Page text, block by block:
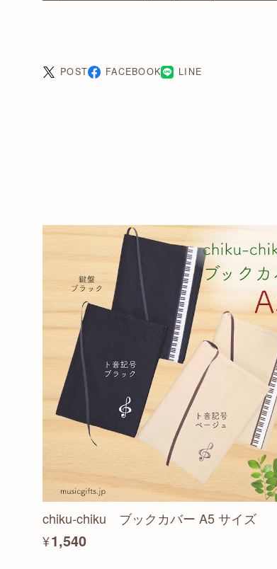
POST FACEBOOK LINE
chiku-chiku ブックカバー A5 サイズ
¥1,540